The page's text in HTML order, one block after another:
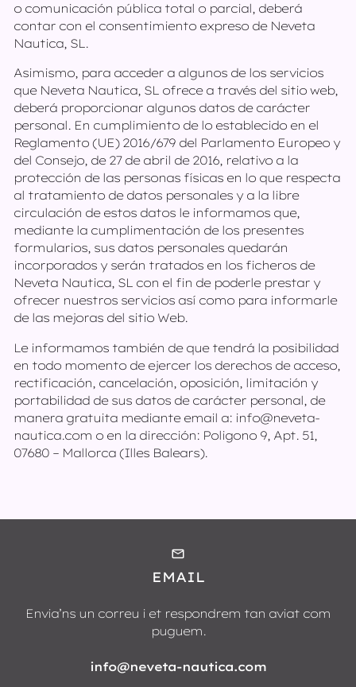
o comunicación pública total o parcial, deberá
contar con el consentimiento expreso de Neveta
Nautica, SL.
Asimismo, para acceder a algunos de los servicios
que Neveta Nautica, SL ofrece a través del sitio web,
deberá proporcionar algunos datos de carácter
personal. En cumplimiento de lo establecido en el
Reglamento (UE) 2016/679 del Parlamento Europeo y
del Consejo, de 27 de abril de 2016, relativo a la
protección de las personas físicas en lo que respecta
al tratamiento de datos personales y a la libre
circulación de estos datos le informamos que,
mediante la cumplimentación de los presentes
formularios, sus datos personales quedarán
incorporados y serán tratados en los ficheros de
Neveta Nautica, SL con el fin de poderle prestar y
ofrecer nuestros servicios así como para informarle
de las mejoras del sitio Web.
Le informamos también de que tendrá la posibilidad
en todo momento de ejercer los derechos de acceso,
rectificación, cancelación, oposición, limitación y
portabilidad de sus datos de carácter personal, de
manera gratuita mediante email a: info@neveta-
nautica.com o en la dirección: Poligono 9, Apt. 51,
07680 – Mallorca (Illes Balears).
EMAIL
Envia’ns un correu i et respondrem tan aviat com
puguem.
info@neveta-nautica.com